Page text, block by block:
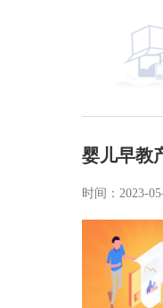
婴儿早教
时间：2023-